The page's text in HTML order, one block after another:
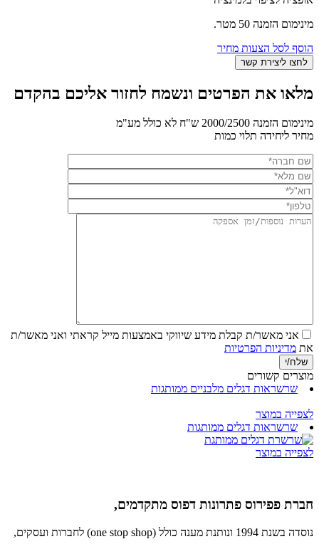
מינימום הזמנה 50 מטר.
הוסף לסל הצעות מחיר
מלאו את הפרטים ונשמח לחזור אליכם בהקדם
מינימום הזמנה 2000/2500 ש"ח לא כולל מע"מ
מחיר ליחידה תלוי כמות
אני מאשר/ת קבלת מידע שיווקי באמצעות מייל קראתי ואני מאשר/ת
את מדיניות הפרטיות
מוצרים קשורים
שרשראות דגלים מלבניים ממותגות
לצפייה במוצר
שרשראות דגלים ממותגות
לצפייה במוצר
חברת פפירוס פתרונות דפוס מתקדמים,
נוסדה בשנת 1994 ונותנת מענה כולל (one stop shop) לחברות ועסקים,